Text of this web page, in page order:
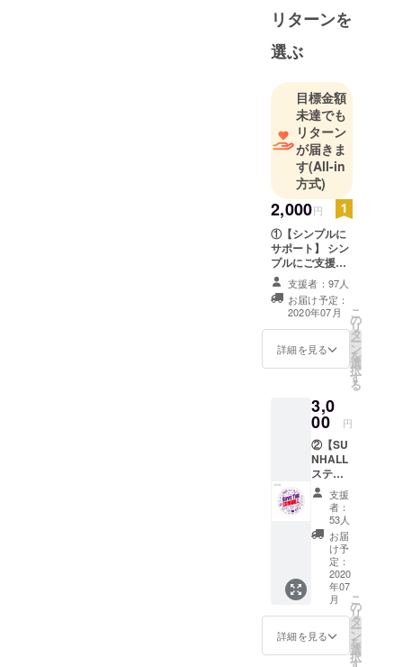
ドプロモー
ション運営
による新生
「SUNHALL
」として改
装リニュー
アルオープ
ン。バーラ
ウンジ、
ロッカース
ペース完
備。広い楽
屋＆専用ラ
ウンジなど
バックヤー
ドもハイク
ラス。新設
「SUNHALL
west」のみ
のレンタル
も可能。開
放的なホー
ルはスタン
ディングラ
イブから着
ル、DJイベ
ントと多様
なスタイル
に対応。
リターンを
選ぶ
目標金額
未達でも
リターン
が届きま
す(All-in
方式)
2,000円
①【シンプルに
サポート】 シン
プルにご支援い
ただける方はこ
ちらをお願い致
します。プロ
ジェクト終了
後、スタッフよ
り感謝のメール
「上乗せ支援」
をすることがで
きます。ご都合
許す場合は、リ
ターンの額に上
乗せして、ご支
援頂けますと大
変嬉しいです。
支援者：97人
お届け予定：
2020年07月
詳細を見る
こ
の
リ
タ
ー
ン
を
選
択
す
る
3,0
00 円
②【SU
NHALL
ステッ
カー+ド
リンク
チケッ
ト3枚】
人気
アー
ティス
トや夏
フェス
のジャ
ケット
やグッ
ズを手
支援
者：
53人
お届
け予
定：
2020
年07
月
詳細を見る
こ
の
リ
タ
ー
ン
を
選
択